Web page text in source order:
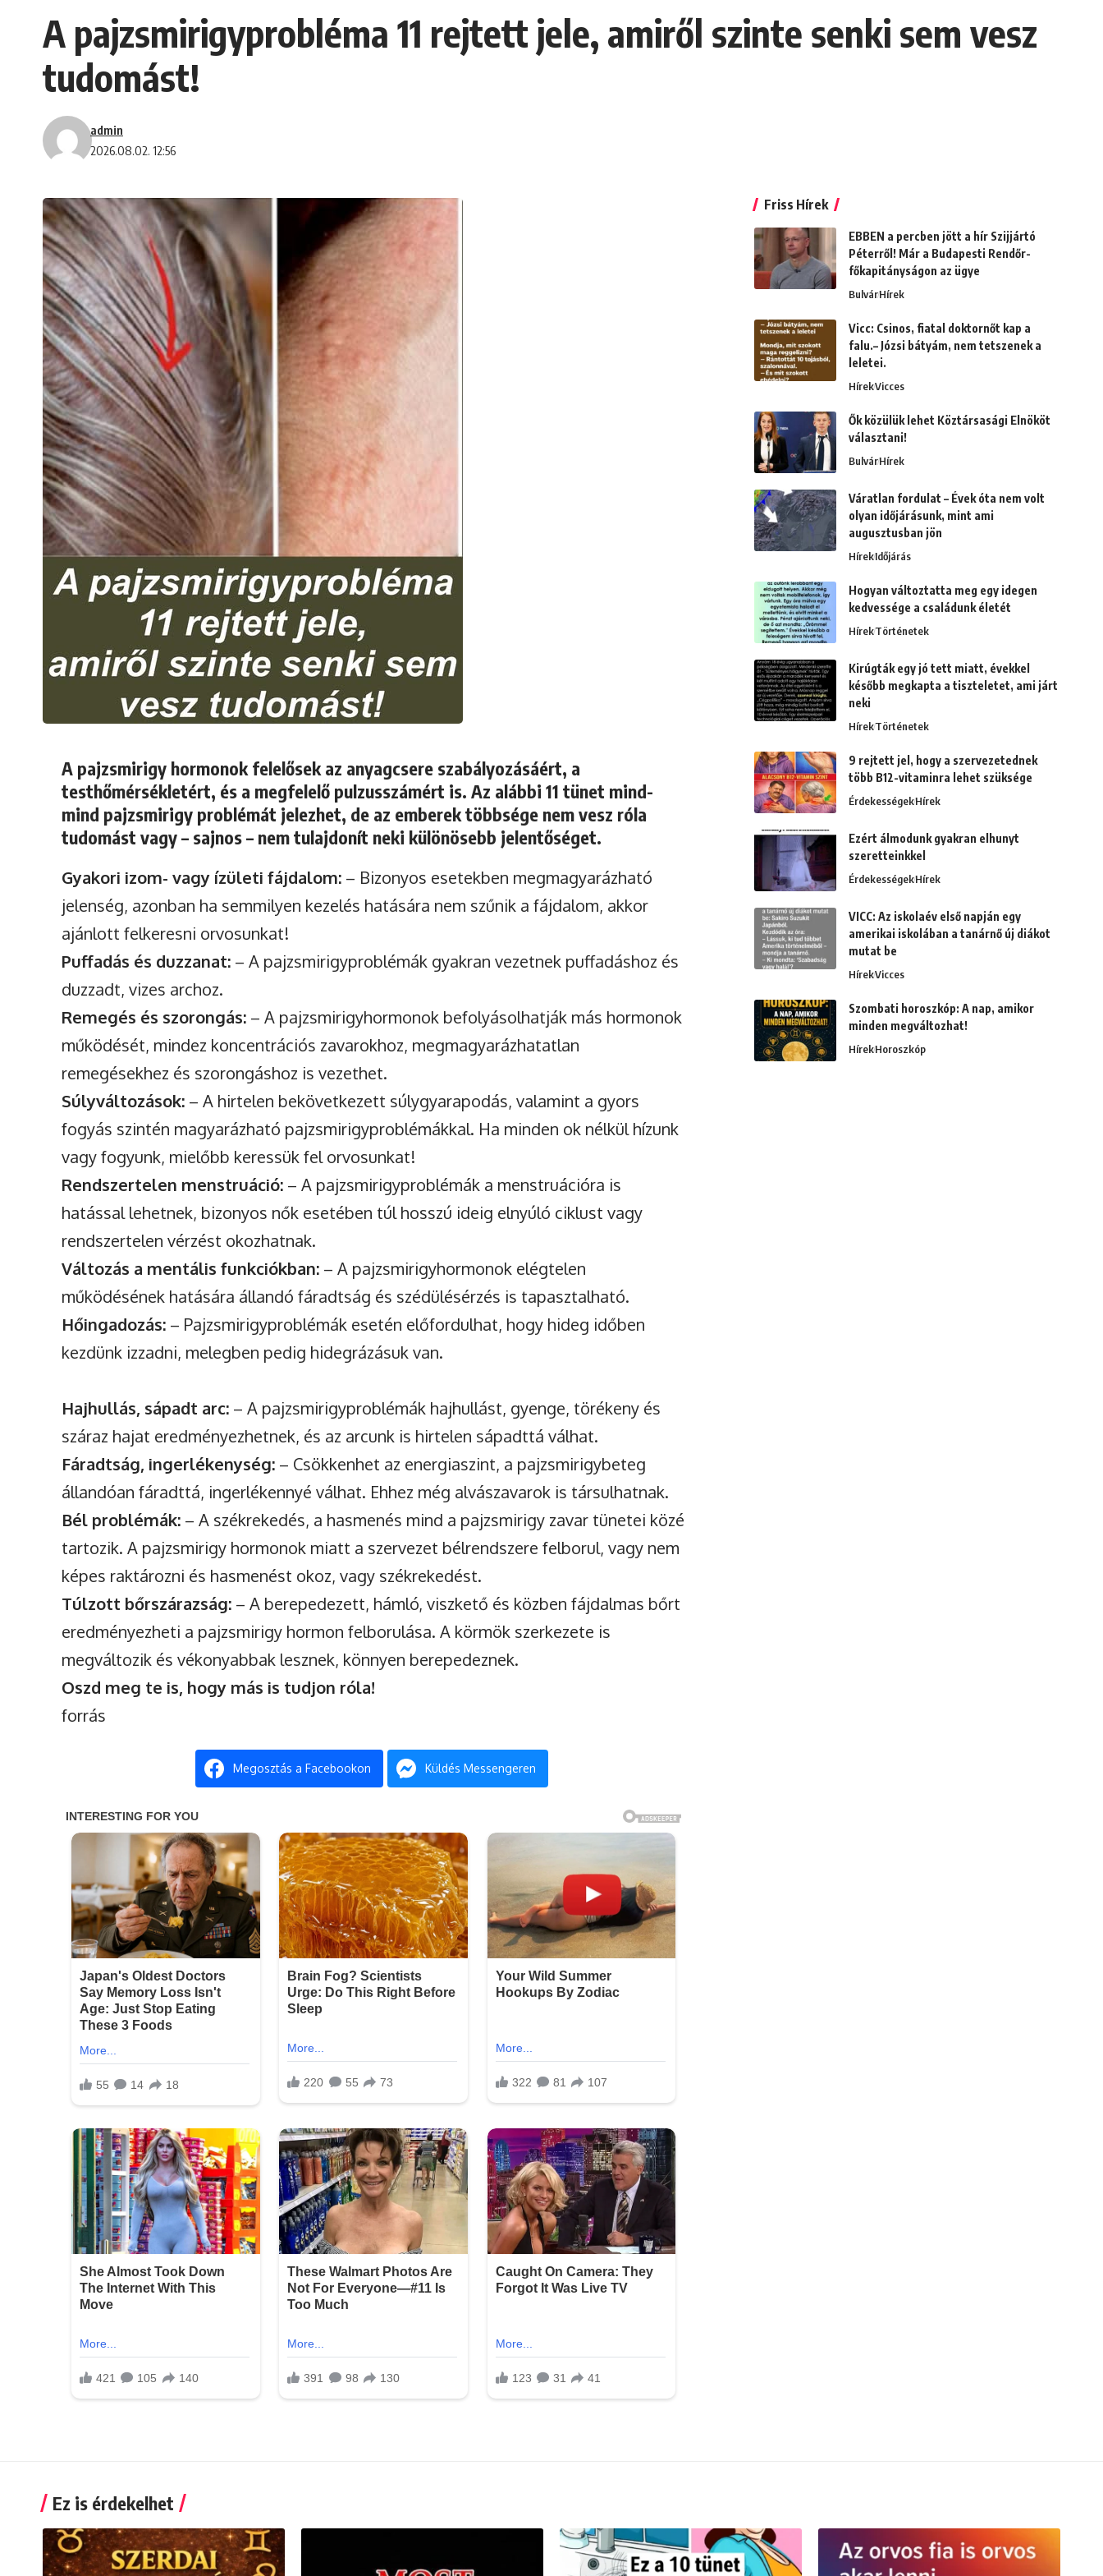
A pajzsmirigyprobléma 11 rejtett jele, amiről szinte senki sem vesz
tudomást!
2026.08.02. 12:56
admin
A pajzsmirigy hormonok felelősek az anyagcsere szabályozásáért, a
testhőmérsékletért, és a megfelelő pulzusszámért is. Az alábbi 11 tünet mind-
mind pajzsmirigy problémát jelezhet, de az emberek többsége nem vesz róla
tudomást vagy – sajnos – nem tulajdonít neki különösebb jelentőséget.
Gyakori izom- vagy ízületi fájdalom: – Bizonyos esetekben megmagyarázható
jelenség, azonban ha semmilyen kezelés hatására nem szűnik a fájdalom, akkor
ajánlott felkeresni orvosunkat!
Puffadás és duzzanat: – A pajzsmirigyproblémák gyakran vezetnek puffadáshoz és
duzzadt, vizes archoz.
Remegés és szorongás: – A pajzsmirigyhormonok befolyásolhatják más hormonok
működését, mindez koncentrációs zavarokhoz, megmagyarázhatatlan
remegésekhez és szorongáshoz is vezethet.
Súlyváltozások: – A hirtelen bekövetkezett súlygyarapodás, valamint a gyors
fogyás szintén magyarázható pajzsmirigyproblémákkal. Ha minden ok nélkül hízunk
vagy fogyunk, mielőbb keressük fel orvosunkat!
Rendszertelen menstruáció: – A pajzsmirigyproblémák a menstruációra is
hatással lehetnek, bizonyos nők esetében túl hosszú ideig elnyúló ciklust vagy
rendszertelen vérzést okozhatnak.
Változás a mentális funkciókban: – A pajzsmirigyhormonok elégtelen
működésének hatására állandó fáradtság és szédülésérzés is tapasztalható.
Hőingadozás: – Pajzsmirigyproblémák esetén előfordulhat, hogy hideg időben
kezdünk izzadni, melegben pedig hidegrázásuk van.
Hajhullás, sápadt arc: – A pajzsmirigyproblémák hajhullást, gyenge, törékeny és
száraz hajat eredményezhetnek, és az arcunk is hirtelen sápadttá válhat.
Fáradtság, ingerlékenység: – Csökkenhet az energiaszint, a pajzsmirigybeteg
állandóan fáradttá, ingerlékennyé válhat. Ehhez még alvászavarok is társulhatnak.
Bél problémák: – A székrekedés, a hasmenés mind a pajzsmirigy zavar tünetei közé
tartozik. A pajzsmirigy hormonok miatt a szervezet bélrendszere felborul, vagy nem
képes raktározni és hasmenést okoz, vagy székrekedést.
Túlzott bőrszárazság: – A berepedezett, hámló, viszkető és közben fájdalmas bőrt
eredményezheti a pajzsmirigy hormon felborulása. A körmök szerkezete is
megváltozik és vékonyabbak lesznek, könnyen berepedeznek.
Oszd meg te is, hogy más is tudjon róla!
forrás
Megosztás a Facebookon Küldés Messengeren
Friss Hírek
EBBEN a percben jött a hír Szijjártó
Péterről! Már a Budapesti Rendőr-
főkapitányságon az ügye
BulvárHírek
Vicc: Csinos, fiatal doktornőt kap a
falu.– Józsi bátyám, nem tetszenek a
leletei.
HírekVicces
Ők közülük lehet Köztársasági Elnököt
választani!
BulvárHírek
Váratlan fordulat – Évek óta nem volt
olyan időjárásunk, mint ami
augusztusban jön
HírekIdőjárás
Hogyan változtatta meg egy idegen
kedvessége a családunk életét
HírekTörténetek
Kirúgták egy jó tett miatt, évekkel
később megkapta a tiszteletet, ami járt
neki
HírekTörténetek
9 rejtett jel, hogy a szervezetednek
több B12-vitaminra lehet szüksége
ÉrdekességekHírek
Ezért álmodunk gyakran elhunyt
szeretteinkkel
ÉrdekességekHírek
VICC: Az iskolaév első napján egy
amerikai iskolában a tanárnő új diákot
mutat be
HírekVicces
Szombati horoszkóp: A nap, amikor
minden megváltozhat!
HírekHoroszkóp
Ez is érdekelhet